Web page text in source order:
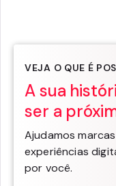
VEJA O QUE É
A sua
ser a
Ajudamos
experiências
por você.